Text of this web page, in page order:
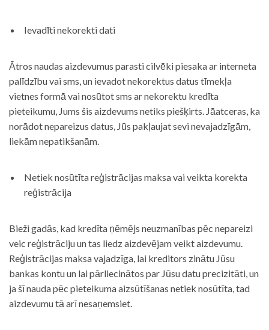
Ievadīti nekorekti dati
Ātros naudas aizdevumus parasti cilvēki piesaka ar interneta
palīdzību vai sms, un ievadot nekorektus datus tīmekļa
vietnes formā vai nosūtot sms ar nekorektu kredīta
pieteikumu, Jums šis aizdevums netiks piešķirts. Jāatceras, ka
norādot nepareizus datus, Jūs pakļaujat sevi nevajadzīgām,
liekām nepatikšanām.
Netiek nosūtīta reģistrācijas maksa vai veikta korekta
reģistrācija
Bieži gadās, kad kredīta ņēmējs neuzmanības pēc nepareizi
veic reģistrāciju un tas liedz aizdevējam veikt aizdevumu.
Reģistrācijas maksa vajadzīga, lai kreditors zinātu Jūsu
bankas kontu un lai pārliecinātos par Jūsu datu precizitāti, un
ja šī nauda pēc pieteikuma aizsūtīšanas netiek nosūtīta, tad
aizdevumu tā arī nesaņemsiet.